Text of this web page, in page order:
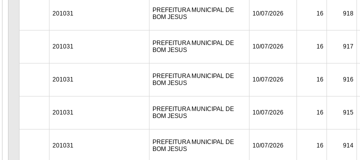
201031
PREFEITURA MUNICIPAL DE
BOM JESUS
10/07/2026 16 918
201031
PREFEITURA MUNICIPAL DE
BOM JESUS
10/07/2026 16 917
201031
PREFEITURA MUNICIPAL DE
BOM JESUS
10/07/2026 16 916
201031
PREFEITURA MUNICIPAL DE
BOM JESUS
10/07/2026 16 915
201031
PREFEITURA MUNICIPAL DE
BOM JESUS
10/07/2026 16 914